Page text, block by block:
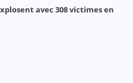
avec 308 victimes en